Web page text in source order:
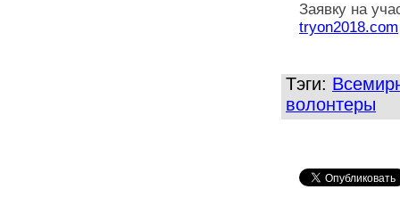
Заявку на
tryon2018.com
Тэги:
волонтеры